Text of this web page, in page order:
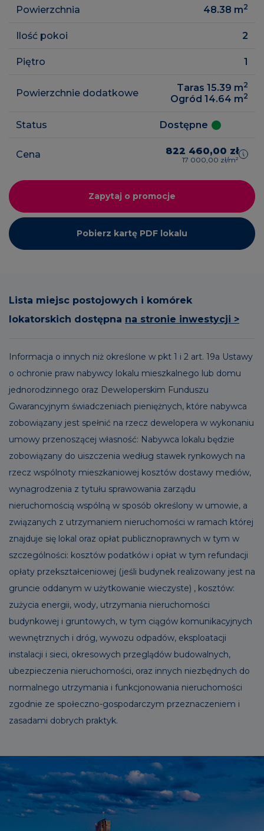
Powierzchnia 48.38 m2
Ilość pokoi 2
Piętro 1
Powierzchnie dodatkowe Taras 15.39 m2
Ogród 14.64 m2
Status Dostępne
Cena 822 460,00 zł
17 000,00 zł/m²
Zapytaj o promocje
Pobierz kartę PDF lokalu
Lista miejsc postojowych i komórek
lokatorskich dostępna na stronie inwestycji >
Informacja o innych niż określone w pkt 1 i 2 art. 19a Ustawy
o ochronie praw nabywcy lokalu mieszkalnego lub domu
jednorodzinnego oraz Deweloperskim Funduszu
Gwarancyjnym świadczeniach pieniężnych, które nabywca
zobowiązany jest spełnić na rzecz dewelopera w wykonaniu
umowy przenoszącej własność: Nabywca lokalu będzie
zobowiązany do uiszczenia według stawek rynkowych na
rzecz wspólnoty mieszkaniowej kosztów dostawy mediów,
wynagrodzenia z tytułu sprawowania zarządu
nieruchomością wspólną w sposób określony w umowie, a
związanych z utrzymaniem nieruchomości w ramach której
znajduje się lokal oraz opłat publicznoprawnych w tym w
szczególności: kosztów podatków i opłat w tym refundacji
opłaty przekształceniowej (jeśli budynek realizowany jest na
gruncie oddanym w użytkowanie wieczyste) , kosztów:
zużycia energii, wody, utrzymania nieruchomości
budynkowej i gruntowych, w tym ciągów komunikacyjnych
wewnętrznych i dróg, wywozu odpadów, eksploatacji
instalacji i sieci, okresowych przeglądów budowalnych,
ubezpieczenia nieruchomości, oraz innych niezbędnych do
normalnego utrzymania i funkcjonowania nieruchomości
zgodnie ze społeczno-gospodarczym przeznaczeniem i
zasadami dobrych praktyk.